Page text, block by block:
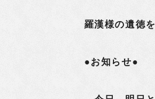
羅漢様の遺徳
●お知らせ●